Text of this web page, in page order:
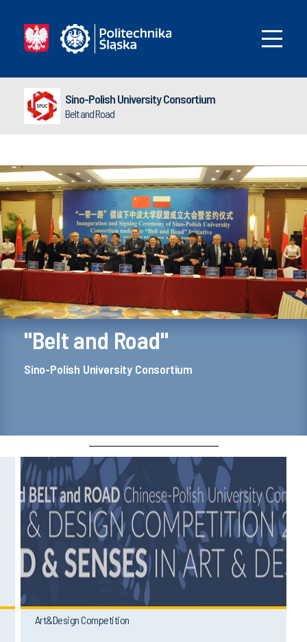
Sino-Polish University Consortium
Belt and Road
"Belt and Road"
Sino-Polish University Consortium
Art&Design Competition